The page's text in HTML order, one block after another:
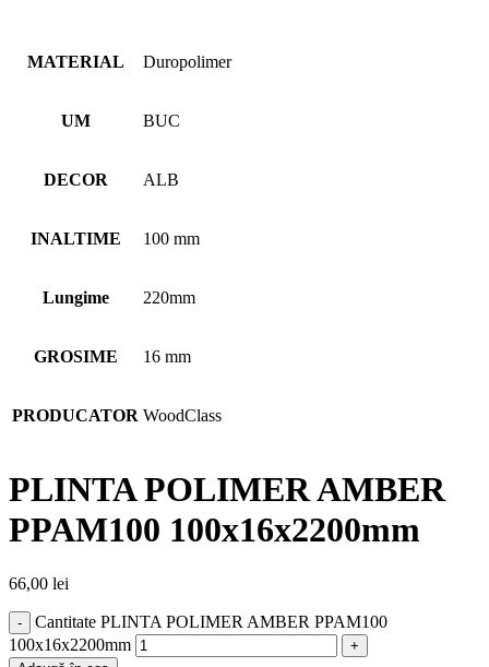
MATERIAL Duropolimer
UM BUC
DECOR ALB
INALTIME 100 mm
Lungime 220mm
GROSIME 16 mm
PRODUCATOR WoodClass
PLINTA POLIMER AMBER
PPAM100 100x16x2200mm
66,00 lei
Cantitate PLINTA POLIMER AMBER PPAM100
100x16x2200mm